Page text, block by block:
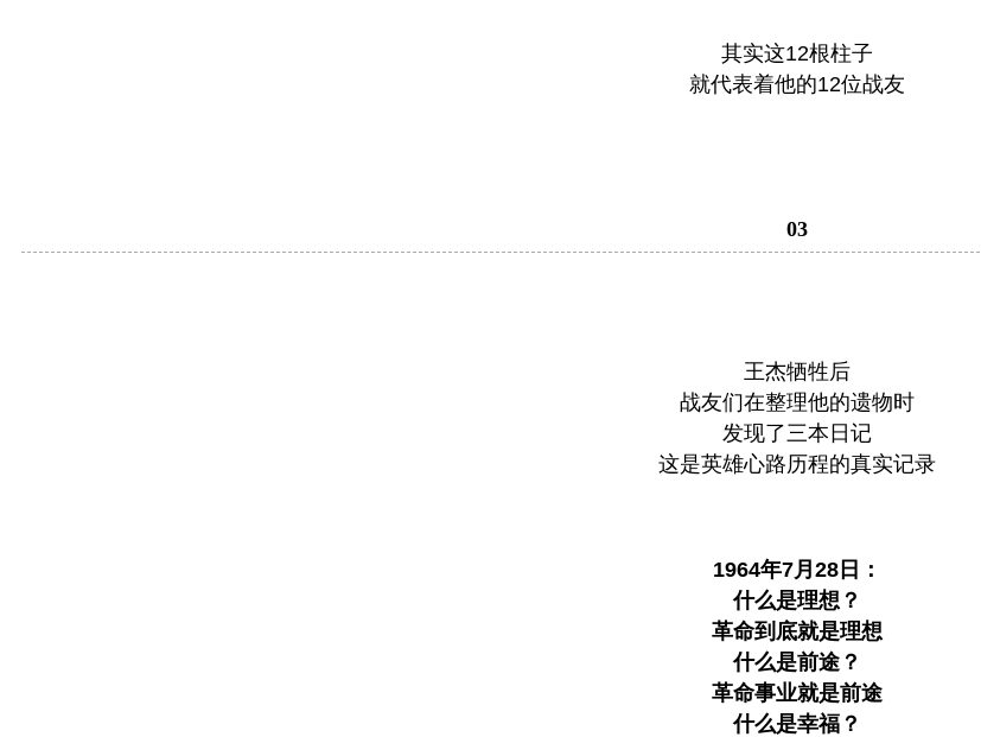
其实这12根柱子
就代表着他的12位战友
03
王杰牺牲后
战友们在整理他的遗物时
发现了三本日记
这是英雄心路历程的真实记录
1964年7月28日：
什么是理想？
革命到底就是理想
什么是前途？
革命事业就是前途
什么是幸福？